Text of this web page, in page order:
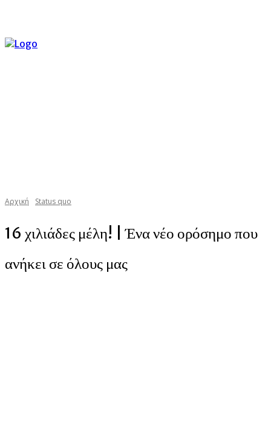
Αρχική Status quo
16 χιλιάδες μέλη! | Ένα νέο ορόσημο που
ανήκει σε όλους μας